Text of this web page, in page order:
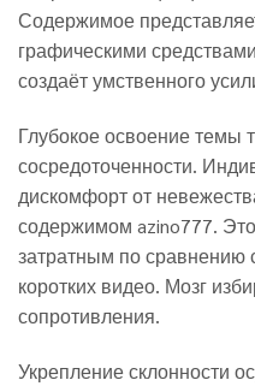
Содержимое
графическими
создаёт умственного
Глубокое освоение темы
сосредоточенности.
дискомфорт от
содержимом azino777.
затратным по сравнению
коротких видео. Мозг
сопротивления.
Укрепление склонности